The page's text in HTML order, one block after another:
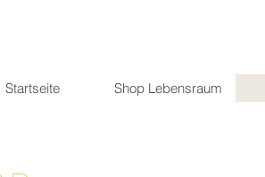
Startseite Shop Lebensraum